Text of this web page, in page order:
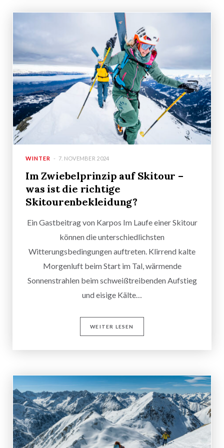
WINTER 7. NOVEMBER 2024
Im Zwiebelprinzip auf Skitour –
was ist die richtige
Skitourenbekleidung?
Ein Gastbeitrag von Karpos Im Laufe einer Skitour
können die unterschiedlichsten
Witterungsbedingungen auftreten. Klirrend kalte
Morgenluft beim Start im Tal, wärmende
Sonnenstrahlen beim schweißtreibenden Aufstieg
und eisige Kälte…
WEITER LESEN